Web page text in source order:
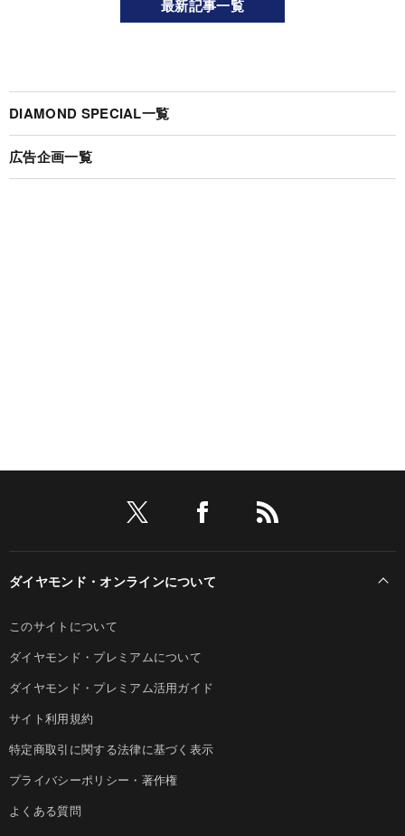
最新記事一覧
DIAMOND SPECIAL一覧
広告企画一覧
ダイヤモンド・オンラインについて
このサイトについて
ダイヤモンド・プレミアムについて
ダイヤモンド・プレミアム活用ガイド
サイト利用規約
特定商取引に関する法律に基づく表示
プライバシーポリシー・著作権
よくある質問